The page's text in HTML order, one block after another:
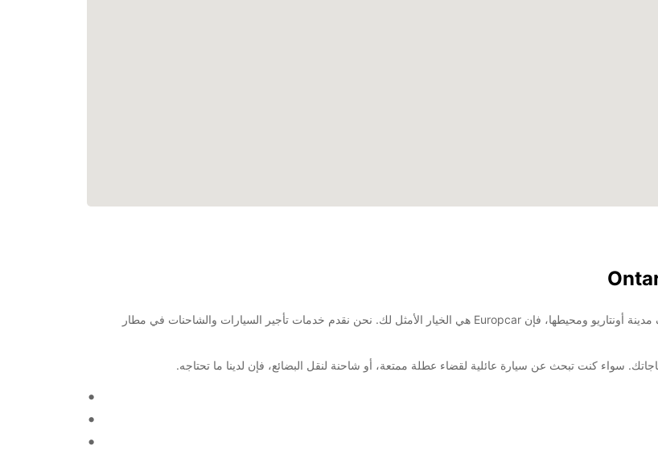
أهلاً بكم في أونتاريو! إذا كنت تبحث عن وسيلة مريحة وموثوقة لاستكشاف مدينة أونتاريو ومحيطها، فإن Europcar هي الخيار الأمثل لك. نحن نقدم خدمات تأجير السيارات والشاحنات في مطار